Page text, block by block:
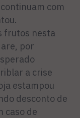
com
frutos nesta
por
a crise
estampou
desconto de
caso de